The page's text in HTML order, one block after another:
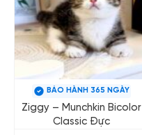
BẢO HÀNH 365 NGÀY
Ziggy – Munchkin Bicolor
Classic Đực